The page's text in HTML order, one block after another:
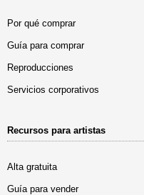
Por qué comprar
Guía para comprar
Reproducciones
Servicios corporativos
Recursos para artistas
Alta gratuita
Guía para vender